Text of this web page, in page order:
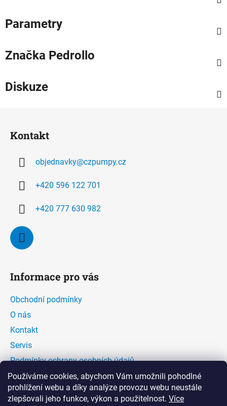
Používáme cookies, abychom Vám umožnili pohodlné
prohlížení webu a díky analýze provozu webu neustále
zlepšovali jeho funkce, výkon a použitelnost. Více
Parametry
Značka Pedrollo
Diskuze
Kontakt
objednavky@czpumpy.cz
+420 596 122 701
+420 777 630 982
Informace pro vás
Obchodní podmínky
O nás
Kontakt
Servis
Podmínky ochrany osobních údajů
Kontaktní formulář